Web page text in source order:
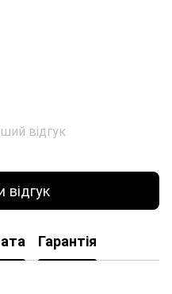
відгук
Гарантія